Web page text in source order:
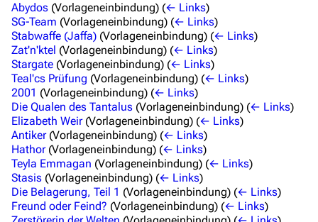
Hauptseite
Von A bis Z
Zufälliger Artikel
Spezialseiten
Datei hochladen
Filme und Serien
Überblick
Stargate SG-1
Abydos (Vorlageneinbindung) (← Links)
SG-Team (Vorlageneinbindung) (← Links)
Stabwaffe (Jaffa) (Vorlageneinbindung) (← Links)
Zat'n'ktel (Vorlageneinbindung) (← Links)
Stargate (Vorlageneinbindung) (← Links)
Teal'cs Prüfung (Vorlageneinbindung) (← Links)
2001 (Vorlageneinbindung) (← Links)
Die Qualen des Tantalus (Vorlageneinbindung) (← Links)
Elizabeth Weir(Vorlageneinbindung) (← Links)
Antiker(Vorlageneinbindung) (← Links)
Hathor(Vorlageneinbindung) (← Links)
Teyla Emmagan (Vorlageneinbindung) (← Links)
Stasis (Vorlageneinbindung) (← Links)
Die Belagerung, Teil 1 (Vorlageneinbindung) (← Links)
Freund oder Feind? (Vorlageneinbindung) (← Links)